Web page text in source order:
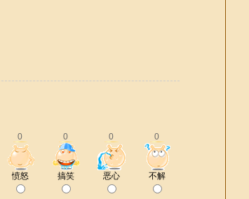
0 0 0 0
愤怒 搞笑 恶心 不解